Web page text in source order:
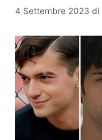
4 Settembre 2023 di